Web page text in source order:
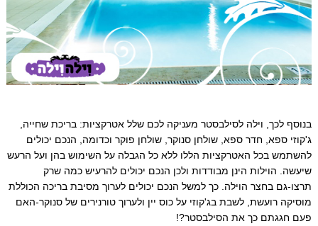
בנוסף לכך, וילה לסילבסטר מעניקה לכם שלל אטרקציות: בריכת שחייה,
ג'קוזי ספא, חדר ספא, שולחן סנוקר, שולחן פוקר וכדומה, הנכם יכולים
להשתמש בכל האטרקציות הללו ללא כל הגבלה על השימוש בהן ועל הרעש
שיעשה. הוילות הינן מבודדות ולכן הנכם יכולים להרעיש כמה שרק
תרצו-גם בחצר הוילה. כך למשל הנכם יכולים לערוך מסיבת בריכה הכוללת
מוסיקה רועשת, לשבת בג'קוזי על כוס יין ולערוך טורנירים של סנוקר-האם
פעם חגגתם כך את הסילבסטר?!